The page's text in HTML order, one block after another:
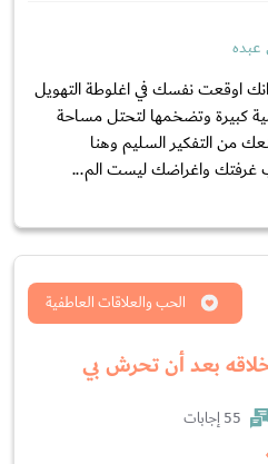
اوقعت نفسك في اغلوطة التهويل
كبيرة وتضخمها لتحتل مساحة
من التفكير السليم وهنا
غرفتك واغراضك ليست الم...
بعد أن تحرش بي
الحب والعلاقات العاطفية
55 إجابات